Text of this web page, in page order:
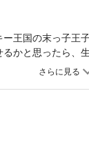
ー王国の末っ子
かと思ったら、
解禁になったこ
と彼女たちの面
である。